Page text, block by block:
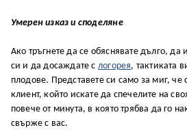
Умерен изказ и споделяне
Ако тръгнете да се обяснявате дълго, да
си и да досаждате с логорея, тактиката
плодове. Представете си само за миг, че
клиент, който искате да спечелите на
повече от минута, в която трябва да го
свърже с вас.